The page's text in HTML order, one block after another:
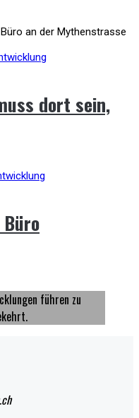
dort sein,
führen zu